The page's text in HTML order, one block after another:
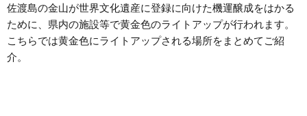
佐渡島の金山が世界文化遺産に登録に向けた機運醸成をはかる
ために、県内の施設等で黄金色のライトアップが行われます。
こちらでは黄金色にライトアップされる場所をまとめてご紹
介。